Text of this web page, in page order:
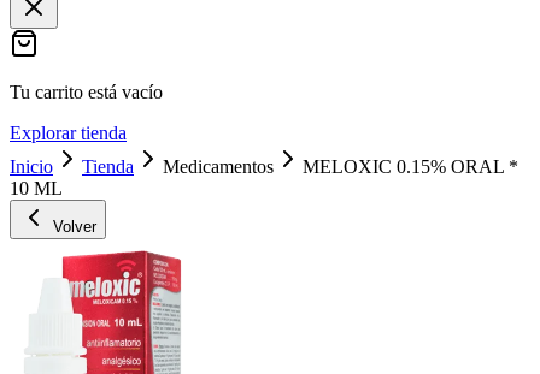
Tu carrito está vacío
Explorar tienda
Inicio
Tienda Medicamentos
MELOXIC 0.15% ORAL *
10 ML
Volver